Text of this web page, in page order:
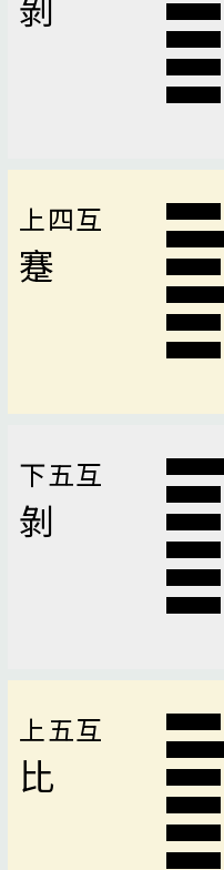
上四互
蹇
下五互
剝
上五互
比